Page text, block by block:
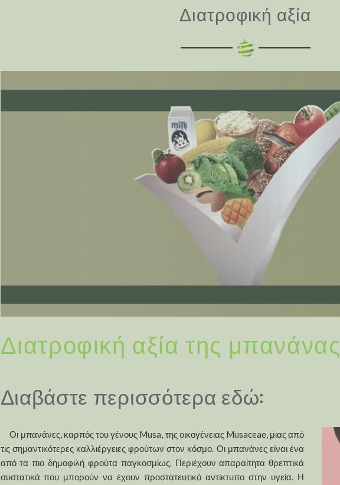
Διατροφική αξία
Διατροφική αξία της μπανάνας
Διαβάστε περισσότερα εδώ:
Οι μπανάνες, καρπός του γένους Musa, της οικογένειας Musaceae, μιας από
τις σημαντικότερες καλλιέργειες φρούτων στον κόσμο. Οι μπανάνες είναι ένα
από τα πιο δημοφιλή φρούτα παγκοσμίως. Περιέχουν απαραίτητα θρεπτικά
συστατικά που μπορούν να έχουν προστατευτικό αντίκτυπο στην υγεία. Η